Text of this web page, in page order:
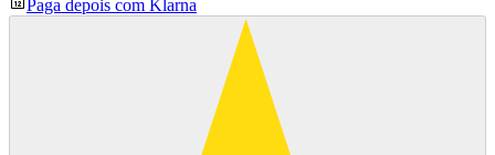
Paga depois com Klarna